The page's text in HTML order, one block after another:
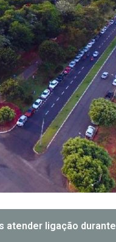
atender ligação durante